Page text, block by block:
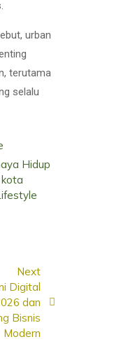
urban
terutama
selalu
Hidup
Next
Digital
dan
Bisnis
Modern